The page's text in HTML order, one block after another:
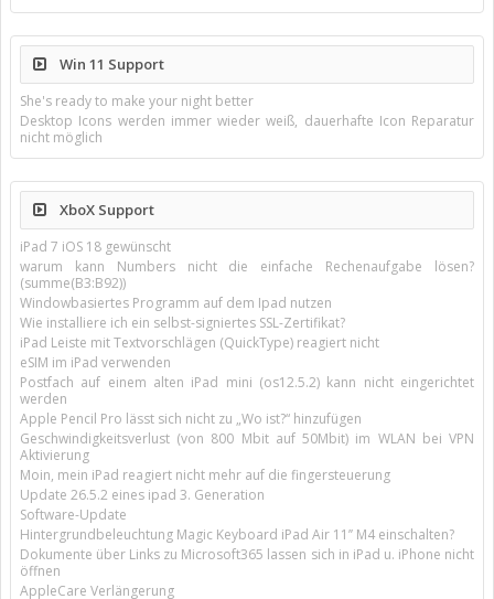
Win 11 Support
She's ready to make your night better
Desktop Icons werden immer wieder weiß, dauerhafte Icon Reparatur
nicht möglich
XboX Support
iPad 7 iOS 18 gewünscht
warum kann Numbers nicht die einfache Rechenaufgabe lösen?
(summe(B3:B92))
Windowbasiertes Programm auf dem Ipad nutzen
Wie installiere ich ein selbst-signiertes SSL-Zertifikat?
iPad Leiste mit Textvorschlägen (QuickType) reagiert nicht
eSIM im iPad verwenden
Postfach auf einem alten iPad mini (os12.5.2) kann nicht eingerichtet
werden
Apple Pencil Pro lässt sich nicht zu „Wo ist?“ hinzufügen
Geschwindigkeitsverlust (von 800 Mbit auf 50Mbit) im WLAN bei VPN
Aktivierung
Moin, mein iPad reagiert nicht mehr auf die fingersteuerung
Update 26.5.2 eines ipad 3. Generation
Software-Update
Hintergrundbeleuchtung Magic Keyboard iPad Air 11’’ M4 einschalten?
Dokumente über Links zu Microsoft365 lassen sich in iPad u. iPhone nicht
öffnen
AppleCare Verlängerung